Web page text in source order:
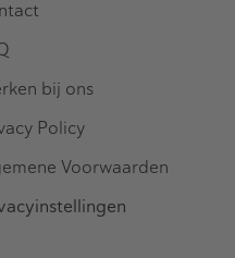
bij ons
Policy
Voorwaarden